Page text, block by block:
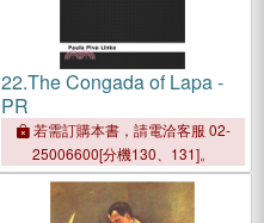
22.The Congada of Lapa -
PR
若需訂購本書，請電洽客服 02-
25006600[分機130、131]。